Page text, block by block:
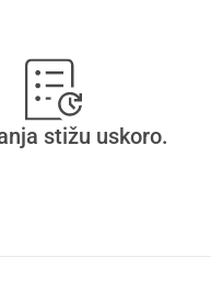
stižu uskoro.